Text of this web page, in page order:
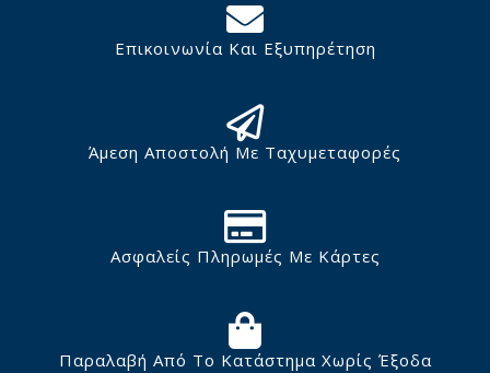
Επικοινωνία Και Εξυπηρέτηση
Άμεση Αποστολή Με Ταχυμεταφορές
Ασφαλείς Πληρωμές Με Κάρτες
Παραλαβή Από Το Κατάστημα Χωρίς Έξοδα